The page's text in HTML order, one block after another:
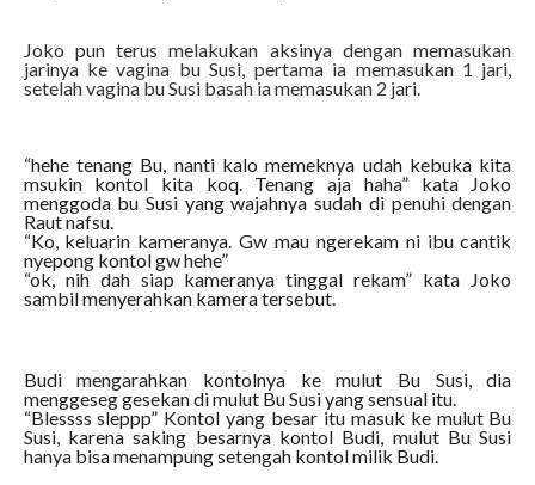
Joko pun terus melakukan aksinya dengan memasukan
jarinya ke vagina bu Susi, pertama ia memasukan 1 jari,
setelah vagina bu Susi basah ia memasukan 2 jari.
“hehe tenang Bu, nanti kalo memeknya udah kebuka kita
msukin kontol kita koq. Tenang aja haha” kata Joko
menggoda bu Susi yang wajahnya sudah di penuhi dengan
Raut nafsu.
“Ko, keluarin kameranya. Gw mau ngerekam ni ibu cantik
nyepong kontol gw hehe”
“ok, nih dah siap kameranya tinggal rekam” kata Joko
sambil menyerahkan kamera tersebut.
Budi mengarahkan kontolnya ke mulut Bu Susi, dia
menggeseg gesekan di mulut Bu Susi yang sensual itu.
“Blessss sleppp” Kontol yang besar itu masuk ke mulut Bu
Susi, karena saking besarnya kontol Budi, mulut Bu Susi
hanya bisa menampung setengah kontol milik Budi.